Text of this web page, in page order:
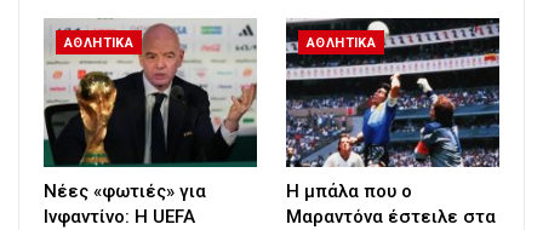
ΑΘΛΗΤΙΚΑ
Νέες «φωτιές» για
Ινφαντίνο: Η UEFA
ΑΘΛΗΤΙΚΑ
Η μπάλα που ο
Μαραντόνα έστειλε στα